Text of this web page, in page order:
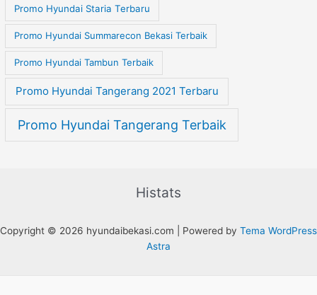
Promo Hyundai Staria Terbaru
Promo Hyundai Summarecon Bekasi Terbaik
Promo Hyundai Tambun Terbaik
Promo Hyundai Tangerang 2021 Terbaru
Promo Hyundai Tangerang Terbaik
Histats
Copyright © 2026 hyundaibekasi.com | Powered by Tema WordPress
Astra